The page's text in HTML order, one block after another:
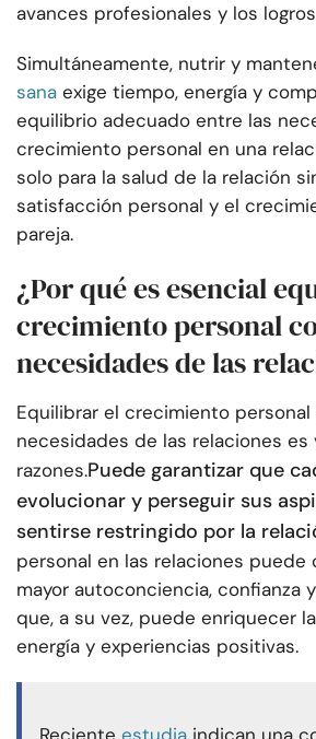
avances profesionales y los
Simultáneamente, nutrir y
sana exige tiempo, energía y
equilibrio adecuado entre las
crecimiento personal en una
solo para la salud de la relación
satisfacción personal y el
pareja.
¿Por qué es esencial
crecimiento personal
necesidades de las
Equilibrar el crecimiento personal
necesidades de las relaciones es
razones.Puede garantizar que
evolucionar y perseguir sus
sentirse restringido por la
personal en las relaciones puede
mayor autoconciencia, confianza
que, a su vez, puede enriquecer
energía y experiencias positivas.